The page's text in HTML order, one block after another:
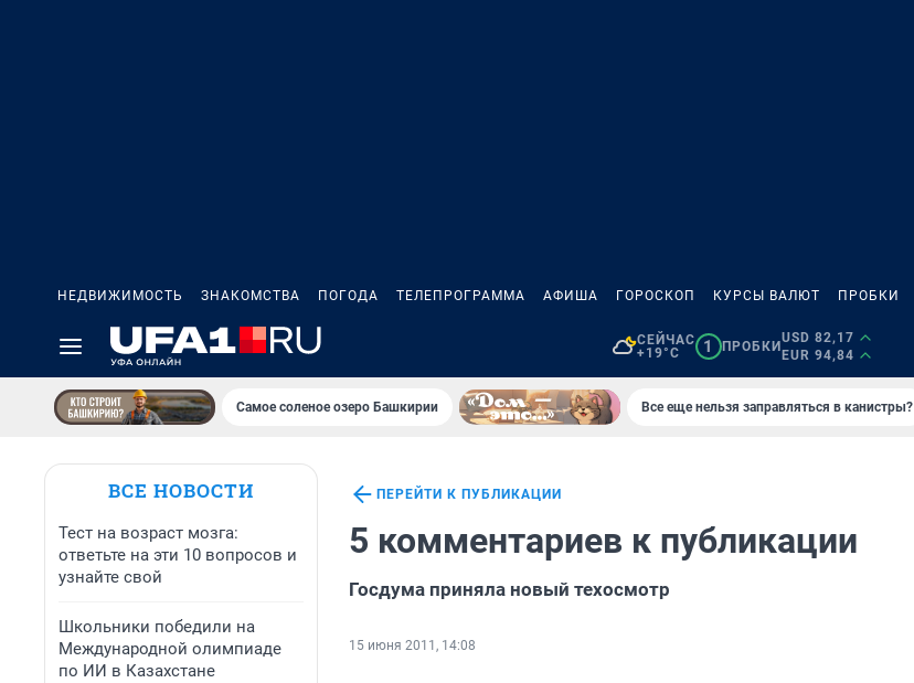
НЕДВИЖИМОСТЬ ЗНАКОМСТВА ПОГОДА ТЕЛЕПРОГРАММА АФИША ГОРОСКОП КУРСЫ ВАЛЮТ ПРОБКИ
СЕЙЧАС
+19°C
1 ПРОБКИ
USD 82,17
EUR 94,84
Самое соленое озеро Башкирии Все еще нельзя заправляться в канистры?
ВСЕ НОВОСТИ
Тест на возраст мозга:
ответьте на эти 10 вопросов и
узнайте свой
Школьники победили на
Международной олимпиаде
по ИИ в Казахстане
ПЕРЕЙТИ К ПУБЛИКАЦИИ
5 комментариев к публикации
Госдума приняла новый техосмотр
15 июня 2011, 14:08